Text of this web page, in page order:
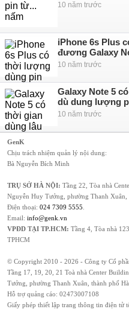
10 năm trước
iPhone 6s Plus
đương Galaxy
10 năm trước
Galaxy Note 5
dù dung lượng
10 năm trước
GenK
Chịu trách nhiệm quản lý nội dung:
Bà Nguyễn Bích Minh
TRỤ SỞ HÀ NỘI: Tầng 22, Tòa nhà
Nguyễn Huy Tưởng, phường Thanh Xuân,
Điện thoại: 024 7309 5555
Email: info@genk.vn
VPĐD TẠI TP.HCM: Tầng 4, Tòa nhà
TPHCM
© Copyright 2010 - 2026 - Công ty Cổ
Tầng 17, 19, 20, 21 Toà nhà Center
Tưởng, phường Thanh Xuân, thành phố
Hỗ trợ quảng cáo: 02473007108
Giấy phép thiết lập trang thông tin điện tử